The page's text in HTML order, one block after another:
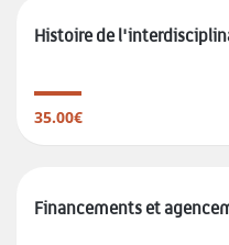
Histoire de
35.00€
Financements et